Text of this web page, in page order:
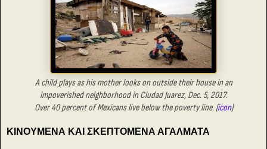
A child plays as his mother looks on outside their house in an
impoverished neighborhood in Ciudad Juarez, Dec. 5, 2017.
Over 40 percent of Mexicans live below the poverty line. (icon)
ΚΙΝΟΥΜΕΝΑ ΚΑΙ ΣΚΕΠΤΟΜΕΝΑ ΑΓΑΛΜΑΤΑ